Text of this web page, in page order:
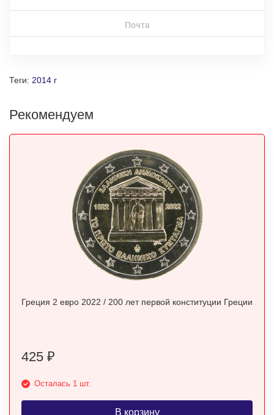
Почта
Теги: 2014 г
Рекомендуем
Греция 2 евро 2022 / 200 лет первой конституции Греции
425 ₽
Осталась 1 шт.
В корзину